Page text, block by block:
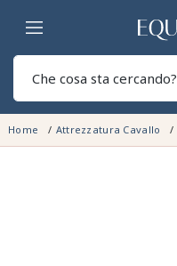
Casa
Home Attrezzatura Cavallo